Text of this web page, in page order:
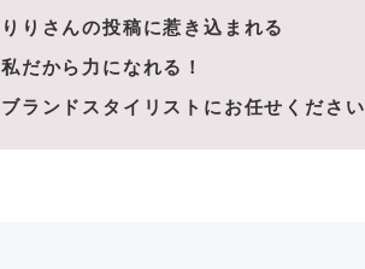
りりさんの投稿に惹き込まれる
私だから力になれる！
ブランドスタイリストにお任せください